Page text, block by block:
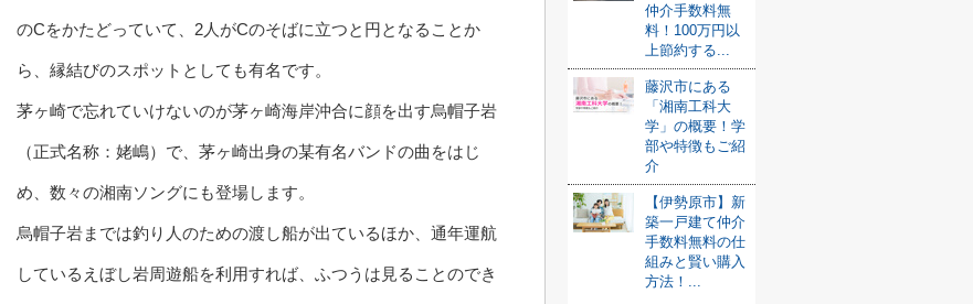
のCをかたどっていて、2人がCのそばに立つと円となることか
ら、縁結びのスポットとしても有名です。
茅ヶ崎で忘れていけないのが茅ヶ崎海岸沖合に顔を出す烏帽子岩
（正式名称：姥嶋）で、茅ヶ崎出身の某有名バンドの曲をはじ
め、数々の湘南ソングにも登場します。
烏帽子岩までは釣り人のための渡し船が出ているほか、通年運航
しているえぼし岩周遊船を利用すれば、ふつうは見ることのでき
仲介手数料無
料！100万円以
上節約する...
藤沢市にある
「湘南工科大
学」の概要！学
部や特徴もご紹
介
【伊勢原市】新
築一戸建て仲介
手数料無料の仕
組みと賢い購入
方法！...